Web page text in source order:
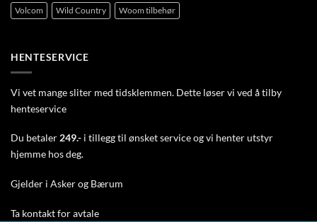
Volcom Wild Country Woom tilbehør
HENTESERVICE
Vi vet mange sliter med tidsklemmen. Dette løser vi ved å tilby
henteservice
Du betaler 249.- i tillegg til ønsket service og vi henter utstyr
hjemme hos deg.
Gjelder i Asker og Bærum
Ta kontaktfor avtale